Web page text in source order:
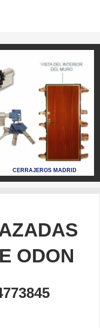
CERRAJEROS MADRID
ODON